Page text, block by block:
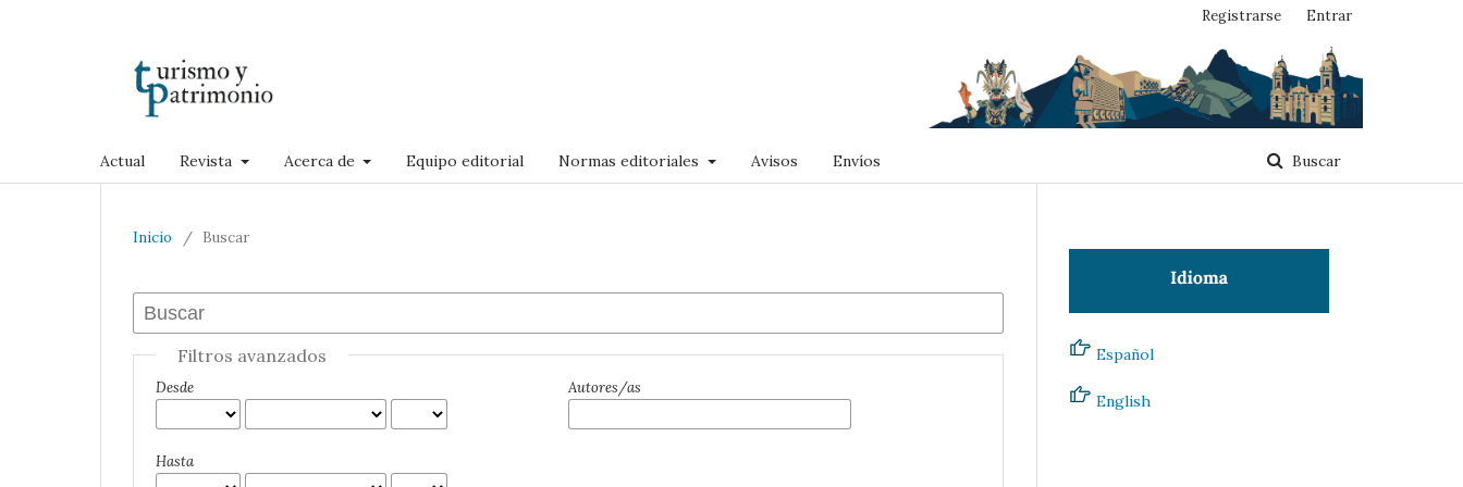
Actual Revista Acerca de Equipo editorial Normas editoriales Avisos Envíos Buscar
Registrarse Entrar
Inicio / Buscar
Filtros avanzados
Desde
Hasta
Autores/as
Español
English